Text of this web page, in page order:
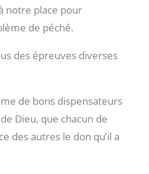
notre place pour
de péché.
des épreuves diverses
de bons dispensateurs
Dieu, que chacun de
des autres le don qu’il a